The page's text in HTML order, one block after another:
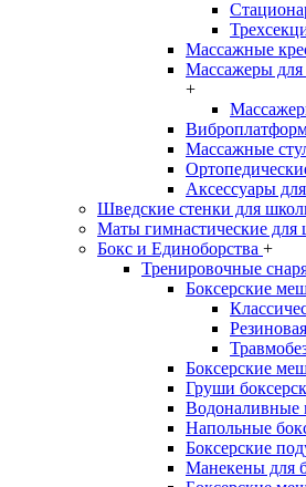
Массажные
Массажеры для
+
Массажные
Аксессуары
Шведские стенки для
Маты гимнастические для
Бокс и Единоборства +
Тренировочные
Боксерские
Боксерские
Груши
Напольные
Боксерские
Манекены для